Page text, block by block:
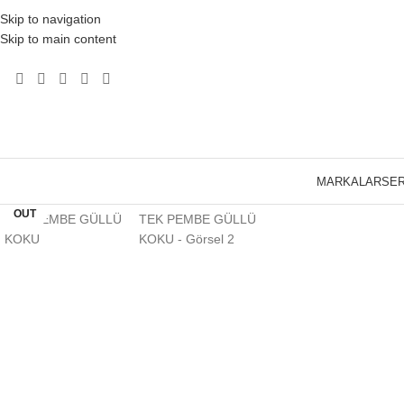
Skip to navigation
Skip to main content
MARKALAR
OUT